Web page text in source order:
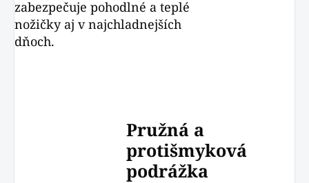
zabezpečuje pohodlné a teplé
nožičky aj v najchladnejších
dňoch.
Pružná a
protišmyková
podrážka